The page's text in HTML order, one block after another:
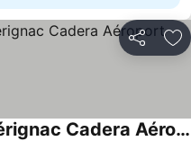
Partager
B&B HOTEL Bordeaux Mérignac Cadera Aéroport